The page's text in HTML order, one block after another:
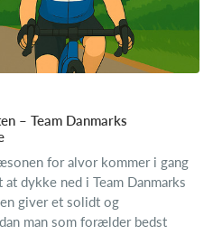
– Team Danmarks
for alvor kommer i gang
dykke ned i Team Danmarks
giver et solidt og
man som forælder bedst